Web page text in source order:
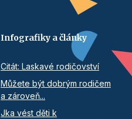
Infografiky a články
Citát: Laskavé rodičovství
Můžete být dobrým rodičem
a zároveň...
Jka vést děti k